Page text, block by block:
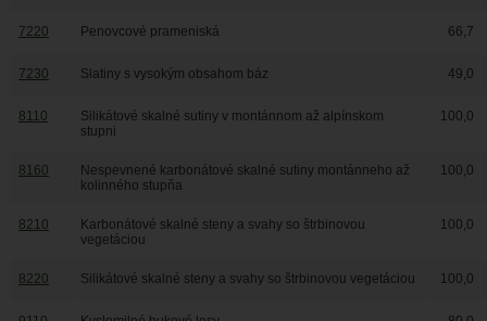
7220 Penovcové prameniská 66,7
7230 Slatiny s vysokým obsahom báz 49,0
8110
Silikátové skalné sutiny v montánnom až alpínskom
stupni
100,0
8160
Nespevnené karbonátové skalné sutiny montánneho až
kolinného stupňa
100,0
8210
Karbonátové skalné steny a svahy so štrbinovou
vegetáciou
100,0
8220 Silikátové skalné steny a svahy so štrbinovou vegetáciou 100,0